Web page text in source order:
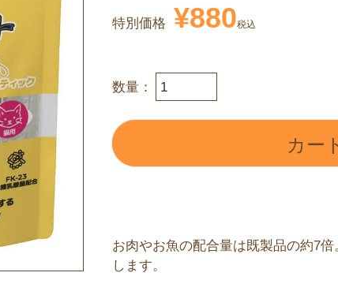
特別価格 ¥880税込
カー
お肉やお魚の配合量は既製品の約7
します。